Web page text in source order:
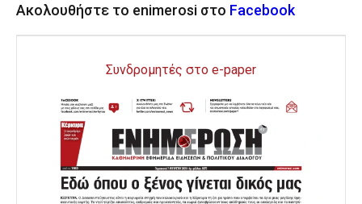
Ακολουθήστε το enimerosi στο Facebook
Συνδρομητές στο e-paper